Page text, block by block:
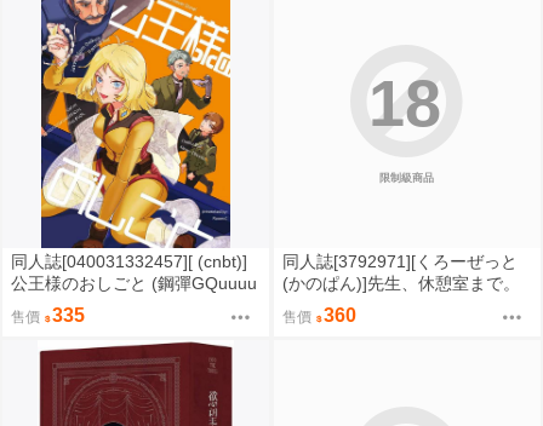
同人誌[040031332457][ (cnbt)]
公王様のおしごと (鋼彈GQuuuu
uuX)シャリア・ブル アルテイシ
ア
售價 335
限制級商品
18
同人誌[3792971][くろーぜっと
(かのぱん)]先生、休憩室まで。
私が補佐しますVV (蔚藍檔案)
售價 360